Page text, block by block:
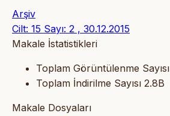
Arşiv
Cilt: 15 Sayı: 2 , 30.12.2015
Makale İstatistikleri
Toplam Görüntülenme Sayısı
Toplam İndirilme Sayısı 2.8B
Makale Dosyaları